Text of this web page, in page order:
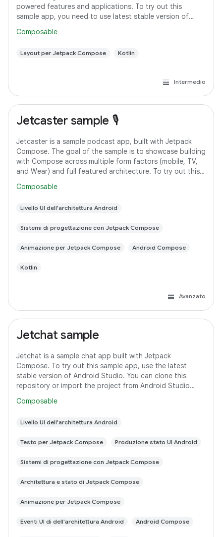
powered features and applications. To try out this
sample app, you need to use latest stable version of
Composable
Layout per Jetpack Compose Kotlin
Intermedio
Jetcaster sample 🎙️
Jetcaster is a sample podcast app, built with Jetpack
Compose. The goal of the sample is to showcase building
with Compose across multiple form factors (mobile, TV,
and Wear) and full featured architecture. To try out this
Composable
Livello UI dell'architettura Android
Sistemi di progettazione con Jetpack Compose
Animazione per Jetpack Compose Android Compose
Kotlin
Avanzato
Jetchat sample
Jetchat is a sample chat app built with Jetpack
Compose. To try out this sample app, use the latest
stable version of Android Studio. You can clone this
repository or import the project from Android Studio
Composable
Livello UI dell'architettura Android
Testo per Jetpack Compose Produzione stato UI Android
Sistemi di progettazione con Jetpack Compose
Architettura e stato di Jetpack Compose
Animazione per Jetpack Compose
Eventi UI di dell'architettura Android Android Compose